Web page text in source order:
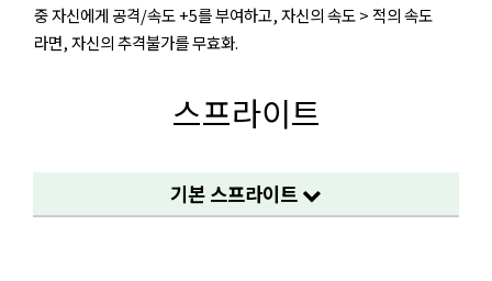
중 자신에게 공격/속도 +5를 부여하고, 자신의 속도 > 적의 속도
라면, 자신의 추격불가를 무효화.
스프라이트
기본 스프라이트